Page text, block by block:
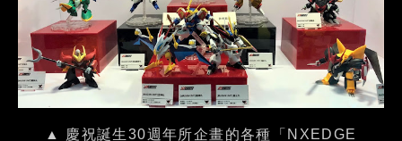
▲ 慶祝誕生30週年所企畫的各種「NXEDGE